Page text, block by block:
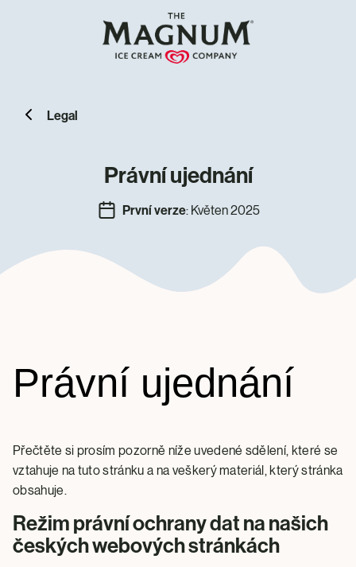
Legal
Právní ujednání
První verze: Květen 2025
Právní ujednání
Přečtěte si prosím pozorně níže uvedené sdělení, které se
vztahuje na tuto stránku a na veškerý materiál, který stránka
obsahuje.
Režim právní ochrany dat na našich
českých webových stránkách